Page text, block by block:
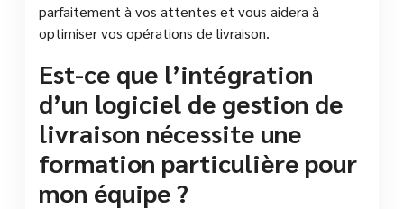
parfaitement à vos attentes et vous aidera à
optimiser vos opérations de livraison.
Est-ce que l’intégration
d’un logiciel de gestion de
livraison nécessite une
formation particulière pour
mon équipe ?